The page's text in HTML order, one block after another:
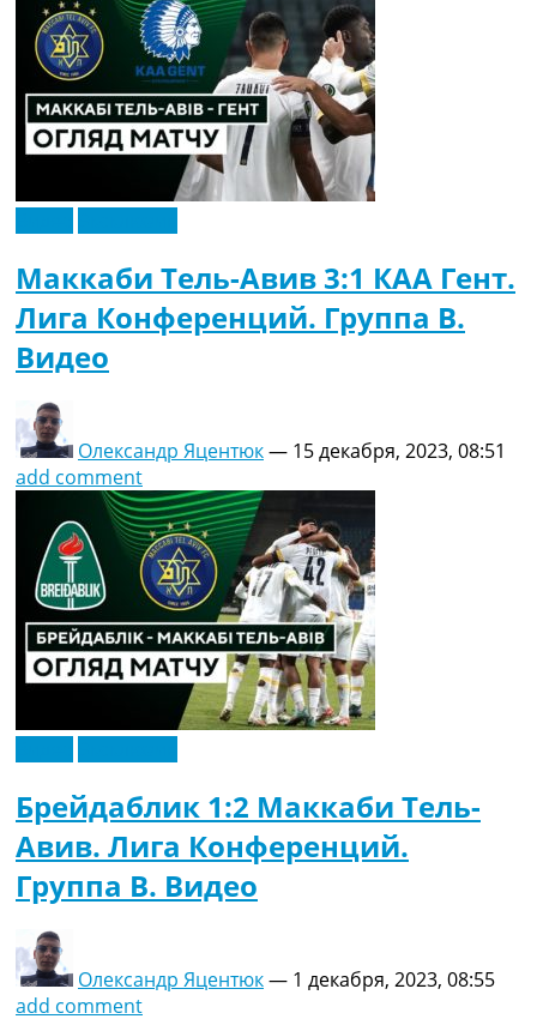
Маккаби Тель-Авив 3:1 КАА Гент.
Лига Конференций. Группа B.
Видео
Олександр Яцентюк— 15 декабря, 2023, 08:51
add comment
Брейдаблик 1:2 Маккаби Тель-
Авив. Лига Конференций.
Группа B. Видео
Олександр Яцентюк— 1 декабря, 2023, 08:55
add comment